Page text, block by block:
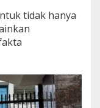
tidak hanya